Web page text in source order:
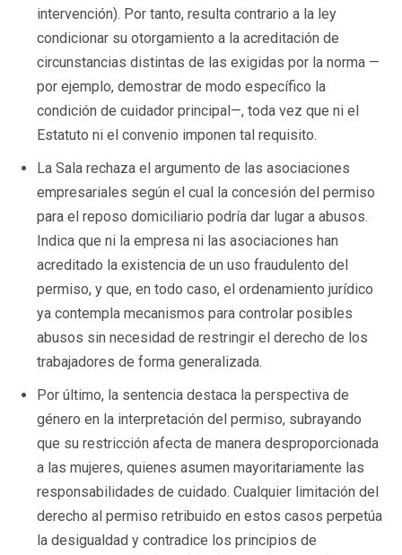
intervención). Por tanto, resulta contrario a la ley
condicionar su otorgamiento a la acreditación de
circunstancias distintas de las exigidas por la norma —
por ejemplo, demostrar de modo específico la
condición de cuidador principal—, toda vez que ni el
Estatuto ni el convenio imponen tal requisito.
La Sala rechaza el argumento de las asociaciones
empresariales según el cual la concesión del permiso
para el reposo domiciliario podría dar lugar a abusos.
Indica que ni la empresa ni las asociaciones han
acreditado la existencia de un uso fraudulento del
permiso, y que, en todo caso, el ordenamiento jurídico
ya contempla mecanismos para controlar posibles
abusos sin necesidad de restringir el derecho de los
trabajadores de forma generalizada.
Por último, la sentencia destaca la perspectiva de
género en la interpretación del permiso, subrayando
que su restricción afecta de manera desproporcionada
a las mujeres, quienes asumen mayoritariamente las
responsabilidades de cuidado. Cualquier limitación del
derecho al permiso retribuido en estos casos perpetúa
la desigualdad y contradice los principios de